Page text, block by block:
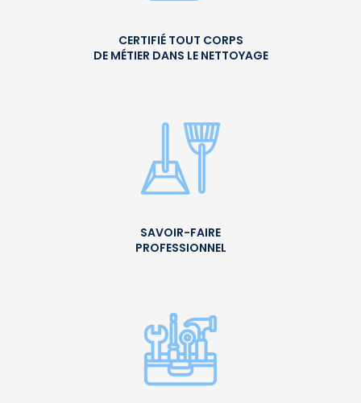
CERTIFIÉ TOUT CORPS
DE MÉTIER DANS LE NETTOYAGE
SAVOIR-FAIRE
PROFESSIONNEL